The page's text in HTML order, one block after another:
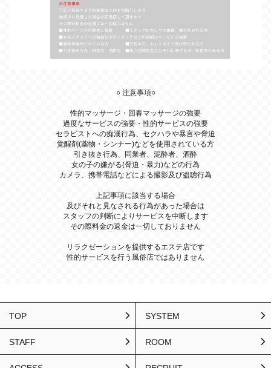
○ 注意事項○
性的マッサージ・回春マッサージの強要
過度なサービスの強要・性的サービスの強要
セラピストへの痴漢行為、セクハラや暴言や脅迫
覚醒剤(薬物・シンナー)などを使用されている方
引き抜き行為、同業者、泥酔者、酒酔
女の子の嫌がる(脅迫・暴力)などの行為
カメラ、携帯電話などによる撮影及び盗聴行為
上記事項に該当する場合
及びそれと見なされる行為があった場合は
スタッフの判断によりサービスを中断します
その際料金の返金は一切しておりません
リラクゼーションを提供するエステ店です
性的サービスを行う風俗店ではありません
TOP SYSTEM
STAFF ROOM